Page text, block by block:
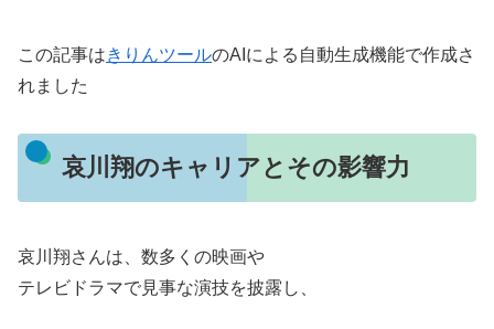
この記事はきりんツールのAIによる自動生成機能で作成さ
れました
哀川翔のキャリアとその影響力
哀川翔さんは、数多くの映画や
テレビドラマで見事な演技を披露し、